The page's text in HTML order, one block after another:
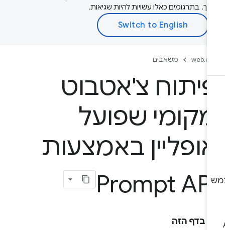
בתרגומים כאלו עשויות להיות שגיאות.
משאבים
צ'אטבוט
שפועל
באמצעות
Prompt
בדף הזה